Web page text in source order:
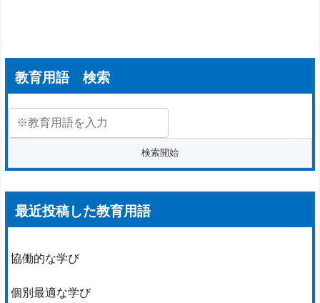
教育用語 検索
最近投稿した教育用語
協働的な学び
個別最適な学び